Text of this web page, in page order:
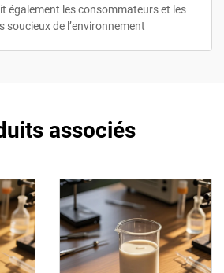
également les consommateurs et les
soucieux de l’environnement
associés